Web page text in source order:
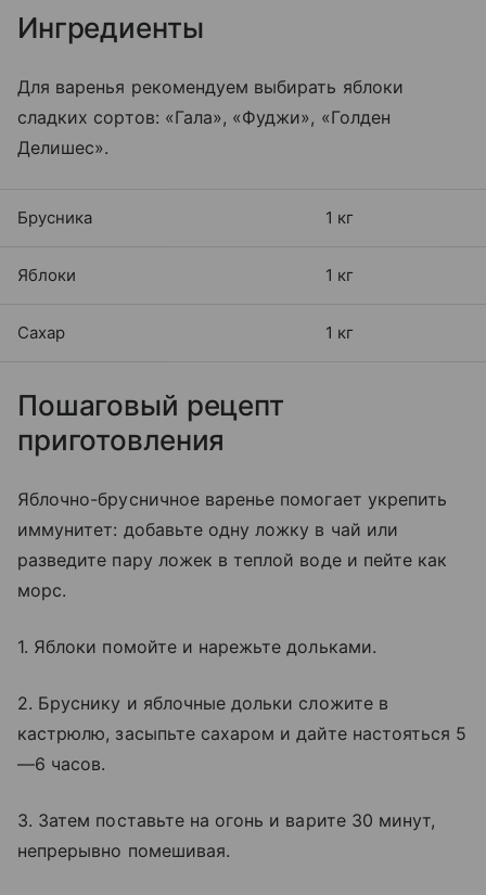
Ингредиенты
Для варенья рекомендуем выбирать яблоки
сладких сортов: «Гала», «Фуджи», «Голден
Делишес».
Брусника 1 кг
Яблоки 1 кг
Сахар 1 кг
Пошаговый рецепт
приготовления
Яблочно-брусничное варенье помогает укрепить
иммунитет: добавьте одну ложку в чай или
разведите пару ложек в теплой воде и пейте как
морс.
1. Яблоки помойте и нарежьте дольками.
2. Бруснику и яблочные дольки сложите в
кастрюлю, засыпьте сахаром и дайте настояться 5
—6 часов.
3. Затем поставьте на огонь и варите 30 минут,
непрерывно помешивая.